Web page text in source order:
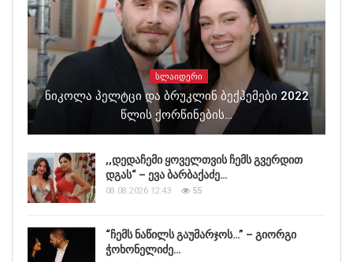
ᲡᲚᲐᲘᲓᲔᲠᲘ
Ნიკოლა Პელტცი Და Ბრუკლინ Ბექჰემები 2022
Წლის Ქორწინების…
,,დედაჩემი ყოველთვის ჩემს გვერდით
დგას“ – ევა ბარბაქაძე…
08.08.2026 12:43 55
“ჩემს ნაწილს გაუმარჯოს…” – გიორგი
ჭოხონელიძე…